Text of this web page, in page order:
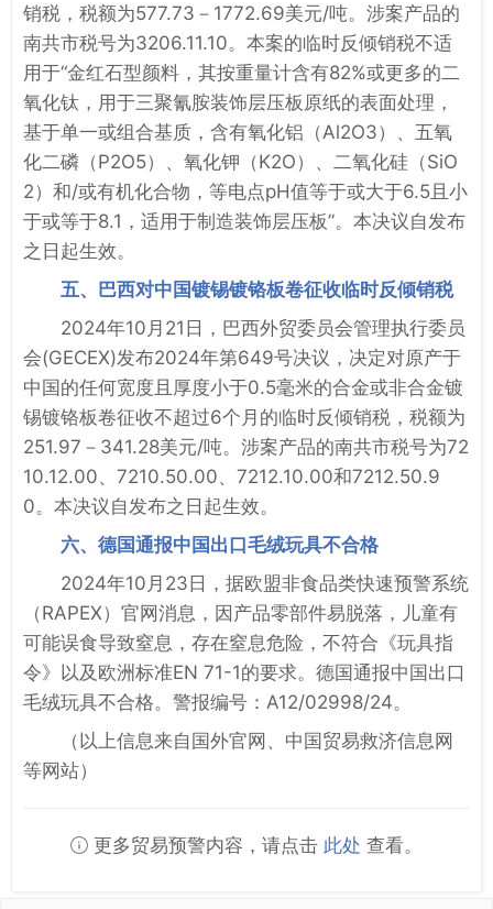
销税，税额为577.73－1772.69美元/吨。涉案产品的
南共市税号为3206.11.10。本案的临时反倾销税不适
用于“金红石型颜料，其按重量计含有82%或更多的二
氧化钛，用于三聚氰胺装饰层压板原纸的表面处理，
基于单一或组合基质，含有氧化铝（Al2O3）、五氧
化二磷（P2O5）、氧化钾（K2O）、二氧化硅（SiO
2）和/或有机化合物，等电点pH值等于或大于6.5且小
于或等于8.1，适用于制造装饰层压板”。本决议自发布
之日起生效。
五、巴西对中国镀锡镀铬板卷征收临时反倾销税
2024年10月21日，巴西外贸委员会管理执行委员
会(GECEX)发布2024年第649号决议，决定对原产于
中国的任何宽度且厚度小于0.5毫米的合金或非合金镀
锡镀铬板卷征收不超过6个月的临时反倾销税，税额为
251.97－341.28美元/吨。涉案产品的南共市税号为72
10.12.00、7210.50.00、7212.10.00和7212.50.9
0。本决议自发布之日起生效。
六、德国通报中国出口毛绒玩具不合格
2024年10月23日，据欧盟非食品类快速预警系统
（RAPEX）官网消息，因产品零部件易脱落，儿童有
可能误食导致窒息，存在窒息危险，不符合《玩具指
令》以及欧洲标准EN 71-1的要求。德国通报中国出口
毛绒玩具不合格。警报编号：A12/02998/24。
（以上信息来自国外官网、中国贸易救济信息网
等网站）
更多贸易预警内容，请点击 此处 查看。